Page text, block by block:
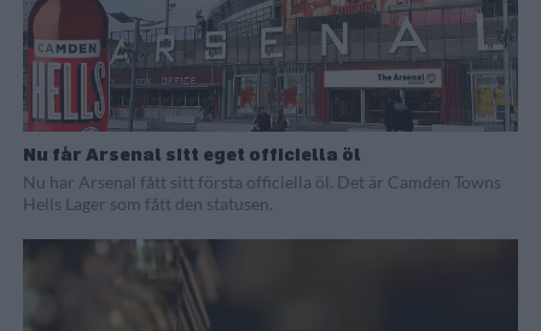
Nu får Arsenal sitt eget officiella öl
Nu har Arsenal fått sitt första officiella öl. Det är Camden Towns
Hells Lager som fått den statusen.